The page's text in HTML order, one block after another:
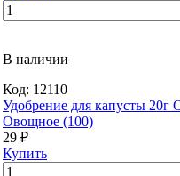
В наличии
Код: 12110
Удобрение для капусты 20г
Овощное (100)
29 ₽
Купить